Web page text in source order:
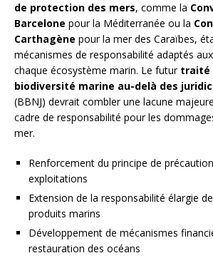
de protection des mers, comme la
Barcelone pour la Méditerranée ou la
Carthagène pour la mer des Caraïbes,
mécanismes de responsabilité adaptés
chaque écosystème marin. Le futur traité
biodiversité marine au-delà des
(BBNJ) devrait combler une lacune
cadre de responsabilité pour les
mer.
Renforcement du principe de
exploitations
Extension de la responsabilité élargie
produits marins
Développement de mécanismes
restauration des océans